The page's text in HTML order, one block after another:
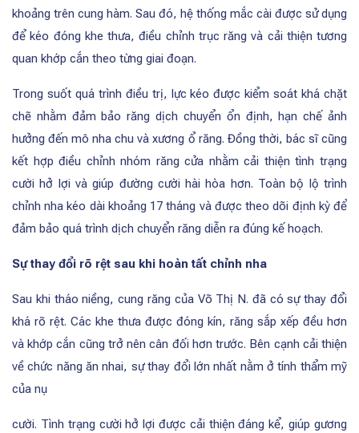
khoảng trên cung hàm. Sau đó, hệ thống mắc cài được sử dụng
để kéo đóng khe thưa, điều chỉnh trục răng và cải thiện tương
quan khớp cắn theo từng giai đoạn.
Trong suốt quá trình điều trị, lực kéo được kiểm soát khá chặt
chẽ nhằm đảm bảo răng dịch chuyển ổn định, hạn chế ảnh
hưởng đến mô nha chu và xương ổ răng. Đồng thời, bác sĩ cũng
kết hợp điều chỉnh nhóm răng cửa nhằm cải thiện tình trạng
cười hở lợi và giúp đường cười hài hòa hơn. Toàn bộ lộ trình
chỉnh nha kéo dài khoảng 17 tháng và được theo dõi định kỳ để
đảm bảo quá trình dịch chuyển răng diễn ra đúng kế hoạch.
Sự thay đổi rõ rệt sau khi hoàn tất chỉnh nha
Sau khi tháo niềng, cung răng của Võ Thị N. đã có sự thay đổi
khá rõ rệt. Các khe thưa được đóng kín, răng sắp xếp đều hơn
và khớp cắn cũng trở nên cân đối hơn trước. Bên cạnh cải thiện
về chức năng ăn nhai, sự thay đổi lớn nhất nằm ở tính thẩm mỹ
của nụ
cười. Tình trạng cười hở lợi được cải thiện đáng kể, giúp gương